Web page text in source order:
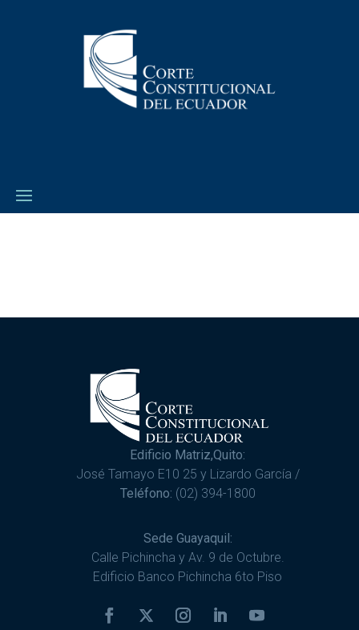
Edificio Matriz,Quito:
José Tamayo E10 25 y Lizardo García /
Teléfono: (02) 394-1800
Sede Guayaquil:
Calle Pichincha y Av. 9 de Octubre.
Edificio Banco Pichincha 6to Piso